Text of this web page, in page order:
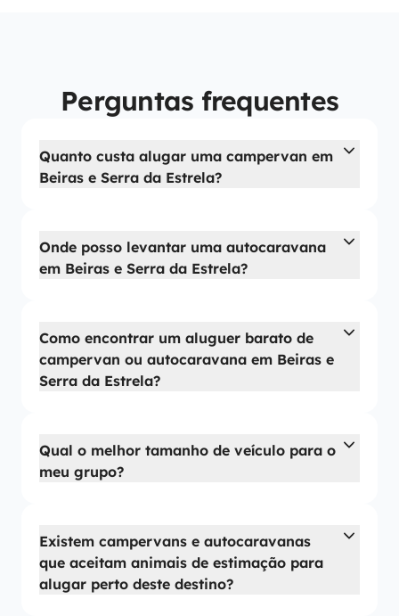
Perguntas frequentes
Quanto custa alugar uma campervan em
Beiras e Serra da Estrela?
Onde posso levantar uma autocaravana
em Beiras e Serra da Estrela?
Como encontrar um aluguer barato de
campervan ou autocaravana em Beiras e
Serra da Estrela?
Qual o melhor tamanho de veículo para o
meu grupo?
Existem campervans e autocaravanas
que aceitam animais de estimação para
alugar perto deste destino?